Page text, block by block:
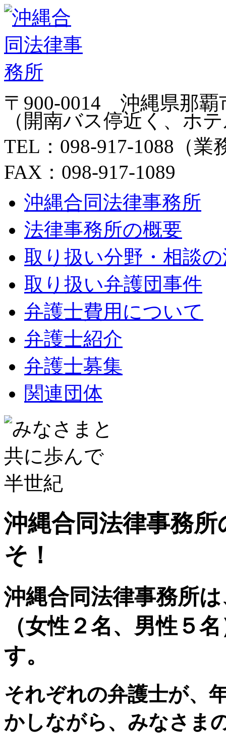
〒900-0014 沖縄県那覇
（開南バス停近く、ホ
TEL：098-917-1088（業
FAX：098-917-1089
沖縄合同法律事務所
法律事務所の概要
取り扱い分野・相談
取り扱い弁護団事件
弁護士費用について
弁護士紹介
弁護士募集
関連団体
沖縄合同法律事務
そ！
沖縄合同法律事務所
（女性２名、男性５
す。
それぞれの弁護士が、
かしながら、みなさま